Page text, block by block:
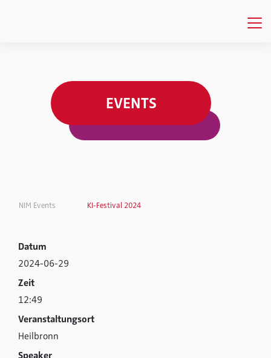
EVENTS
NIM Events KI-Festival 2024
Datum
2024-06-29
Zeit
12:49
Veranstaltungsort
Heilbronn
Speaker